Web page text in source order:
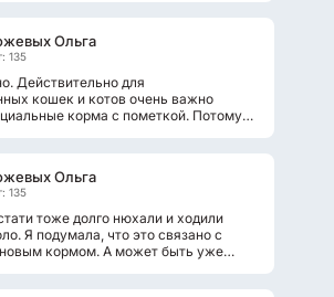
Ольга
135
Действительно для
кошек и котов очень важно
корма с пометкой. Потому
Ольга
135
тоже долго нюхали и ходили
Я подумала, что это связано с
кормом. А может быть уже